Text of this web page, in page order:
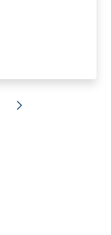
Successiva »